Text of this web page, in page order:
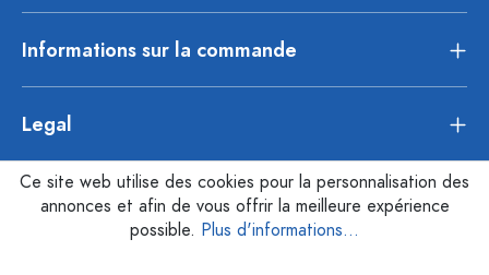
Informations sur la commande
Legal
Ce site web utilise des cookies pour la personnalisation des
annonces et afin de vous offrir la meilleure expérience
possible. Plus d'informations...